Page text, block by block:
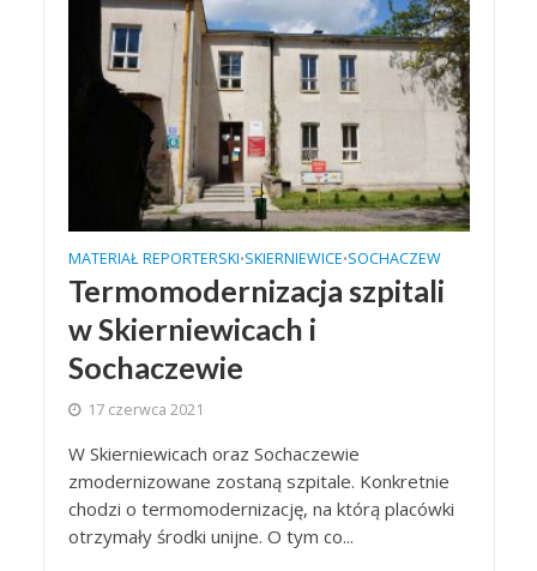
MATERIAŁ REPORTERSKI•SKIERNIEWICE•SOCHACZEW
Termomodernizacja szpitali
w Skierniewicach i
Sochaczewie
17 czerwca 2021
W Skierniewicach oraz Sochaczewie
zmodernizowane zostaną szpitale. Konkretnie
chodzi o termomodernizację, na którą placówki
otrzymały środki unijne. O tym co...